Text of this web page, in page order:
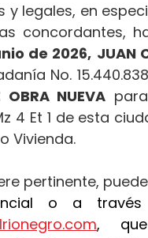
y legales, en
concordantes,
de 2026, JUAN
No.
OBRA NUEVA
4 Et 1 de esta
Vivienda.
pertinente,
,